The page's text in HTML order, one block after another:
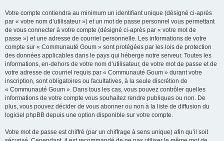
Votre compte contiendra au minimum un identifiant unique (désigné ci-après
par « votre nom d’utilisateur ») et un mot de passe personnel vous permettant
de vous connecter à votre compte (désigné ci-après par « votre mot de
passe ») et une adresse de courriel personnelle. Les informations de votre
compte sur « Communauté Goum » sont protégées par les lois de protection
des données applicables dans le pays qui héberge notre serveur. Toutes les
informations, en-dehors de votre nom d’utilisateur, de votre mot de passe et de
votre adresse de courriel requis par « Communauté Goum » durant votre
inscription, sont obligatoires ou facultatives, à la seule discrétion de
« Communauté Goum ». Dans tous les cas, vous pouvez contrôler quelles
informations de votre compte vous souhaitez rendre publiques ou non. De
plus, vous pouvez décider de vous abonner ou non à la liste de diffusion du
logiciel phpBB depuis une option disponible sur votre compte.
Votre mot de passe est chiffré (par un chiffrage à sens unique) afin qu’il soit